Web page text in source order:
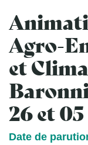
Agro-
et
26 et 05
Date de